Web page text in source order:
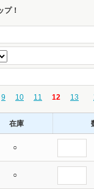
！
9 10 11 12 13
在庫
○
○